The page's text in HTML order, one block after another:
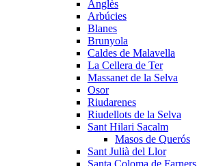
Anglès
Arbúcies
Blanes
Brunyola
Caldes de Malavella
La Cellera de Ter
Massanet de la Selva
Osor
Riudarenes
Riudellots de la Selva
Sant Hilari Sacalm
Masos de Querós
Sant Julià del Llor
Santa Coloma de Farners